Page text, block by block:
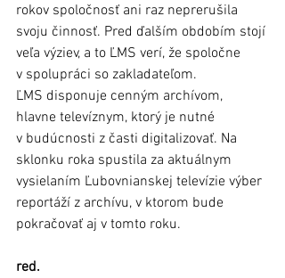
rokov spoločnosť ani raz neprerušila
svoju činnosť. Pred ďalším obdobím stojí
veľa výziev, a to ĽMS verí, že spoločne
v spolupráci so zakladateľom.
ĽMS disponuje cenným archívom,
hlavne televíznym, ktorý je nutné
v budúcnosti z časti digitalizovať. Na
sklonku roka spustila za aktuálnym
vysielaním Ľubovnianskej televízie výber
reportáží z archívu, v ktorom bude
pokračovať aj v tomto roku.
red.